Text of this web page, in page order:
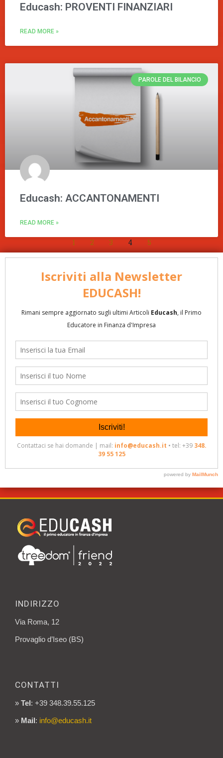
Educash: PROVENTI FINANZIARI
READ MORE »
PAROLE DEL BILANCIO
Educash: ACCANTONAMENTI
READ MORE »
1 2 3 4 5
INDIRIZZO
Via Roma, 12
Provaglio d’Iseo (BS)
CONTATTI
» Tel: +39 348.39.55.125
» Mail: info@educash.it